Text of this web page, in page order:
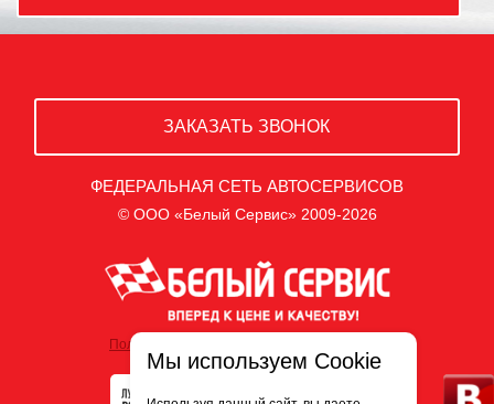
ЗАКАЗАТЬ ЗВОНОК
ФЕДЕРАЛЬНАЯ СЕТЬ АВТОСЕРВИСОВ
© ООО «Белый Сервис» 2009-2026
Политика обработки персональных данных
Мы используем Cookie